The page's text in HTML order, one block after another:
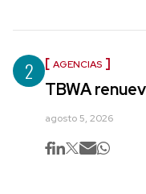
2 AGENCIAS
TBWA
agosto 5, 2026